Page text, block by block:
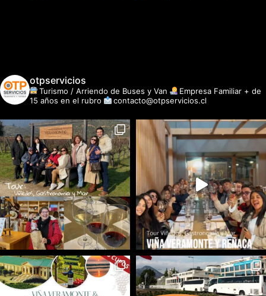
otpservicios
Turismo / Arriendo de Buses y Van
Empresa Familiar + de
15 años en el rubro
contacto@otpservicios.cl